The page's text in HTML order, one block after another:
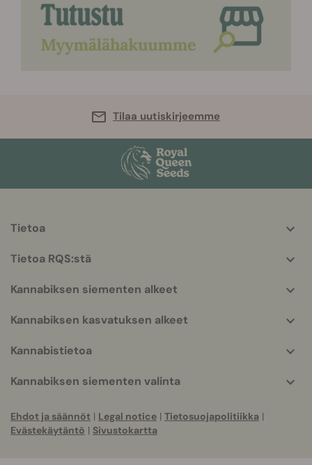
Tilaa uutiskirjeemme
info
Tietoa
Tietoa RQS:stä
Kannabiksen siementen alkeet
Kannabiksen kasvatuksen alkeet
Kannabistietoa
Kannabiksen siementen valinta
Ehdot ja säännöt | Legal notice | Tietosuojapolitiikka |
Evästekäytäntö | Sivustokartta